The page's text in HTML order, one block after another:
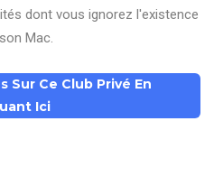
dont vous ignorez l'existence
Mac.
Sur Ce Club Privé En
Ici